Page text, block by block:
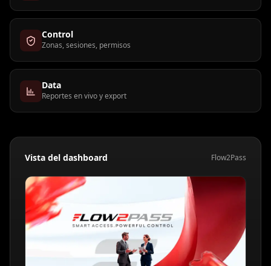
Control
Zonas, sesiones, permisos
Data
Reportes en vivo y export
Vista del dashboard Flow2Pass